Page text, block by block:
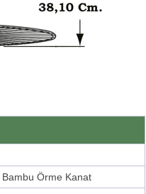
Bambu Örme Kanat